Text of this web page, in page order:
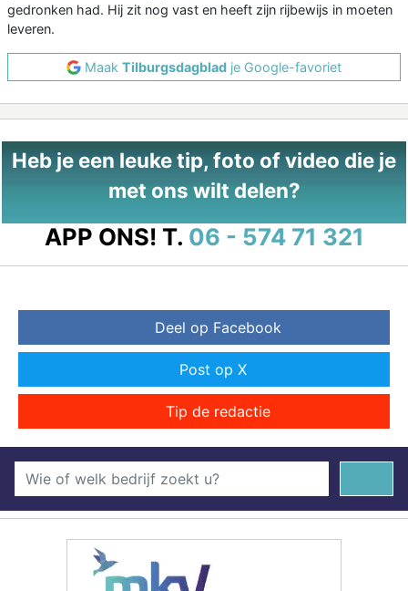
gedronken had. Hij zit nog vast en heeft zijn rijbewijs in moeten
leveren.
Maak Tilburgsdagblad je Google-favoriet
Heb je een leuke tip, foto of video die je
met ons wilt delen?
APP ONS! T. 06 - 574 71 321
Deel op Facebook
Post op X
Tip de redactie